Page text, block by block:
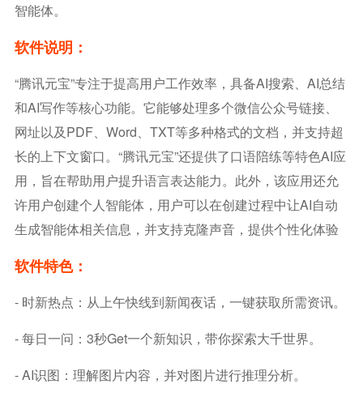
智能体。
软件说明：
“腾讯元宝”专注于提高用户工作效率，具备AI搜索、AI总结
和AI写作等核心功能。它能够处理多个微信公众号链接、
网址以及PDF、Word、TXT等多种格式的文档，并支持超
长的上下文窗口。“腾讯元宝”还提供了口语陪练等特色AI应
用，旨在帮助用户提升语言表达能力。此外，该应用还允
许用户创建个人智能体，用户可以在创建过程中让AI自动
生成智能体相关信息，并支持克隆声音，提供个性化体验
软件特色：
- 时新热点：从上午快线到新闻夜话，一键获取所需资讯。
- 每日一问：3秒get一个新知识，带你探索大千世界。
- AI识图：理解图片内容，并对图片进行推理分析。